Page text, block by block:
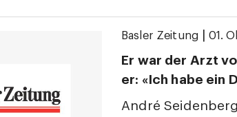
Basler Zeitung 01.
Er war der Arzt
er: «Ich habe ein
André